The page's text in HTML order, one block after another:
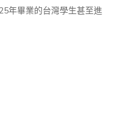
年畢業的台灣學生甚至進